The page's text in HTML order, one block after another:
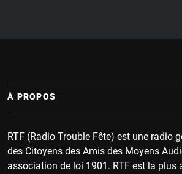
À PROPOS
RTF (Radio Trouble Fête) est une radio
des Citoyens des Amis des Moyens
association de loi 1901. RTF est la plus